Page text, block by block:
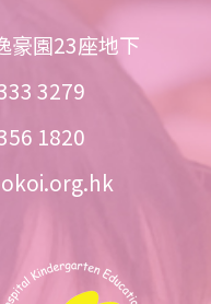
豪園23座地下
3279
1820